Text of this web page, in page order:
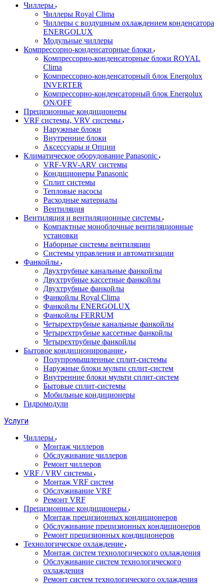
Чиллеры
Чиллеры Royal Clima
Чиллеры с воздушным охлаждением конденсатора
ENERGOLUX
Модульные чиллеры
Компрессорно-конденсаторные блоки
Компрессорно-конденсаторные блоки ROYAL
Clima
Компрессорно-конденсаторный блок Energolux
INVERTER
Компрессорно-конденсаторный блок Energolux
ON/OFF
Прецизионные кондиционеры
VRF системы, VRV системы
Наружные блоки
Внутренние блоки
Аксессуары и Опции
Климатическое оборудование Panasonic
VRF-VRV-ARV системы
Кондиционеры Panasonic
Сплит системы
Тепловые насосы
Расходные материалы
Вентиляция
Вентиляция и вентиляционные системы
Компактные моноблочные вентиляционные
установки
Наборные системы вентиляции
Системы управления и автоматизации
Фанкойлы
Двухтрубные канальные фанкойлы
Двухтрубные кассетные фанкойлы
Двухтрубные фанкойлы
Фанкойлы Royal Clima
Фанкойлы ENERGOLUX
Фанкойлы FERRUM
Четырехтрубные канальные фанкойлы
Четырехтрубные кассетные фанкойлы
Четырехтрубные фанкойлы
Бытовое кондиционирование
Полупромышленные сплит-системы
Наружные блоки мульти сплит-систем
Внутренние блоки мульти сплит-систем
Бытовые сплит-системы
Мобильные кондиционеры
Гидромодули
Услуги
Чиллеры
Монтаж чиллеров
Обслуживание чиллеров
Ремонт чиллеров
VRF / VRV системы
Монтаж VRF систем
Обслуживание VRF
Ремонт VRF
Прецизионные кондиционеры
Монтаж прецизионных кондиционеров
Обслуживание прецизионных кондиционеров
Ремонт прецизионных кондиционеров
Технологическое охлаждение
Монтаж систем технологического охлаждения
Обслуживание систем технологического
охлаждения
Ремонт систем технологического охлаждения